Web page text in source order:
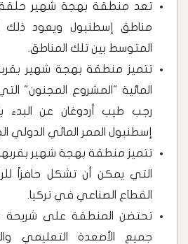
تعد منطقة بهجة شهير
مناطق إسطنبول ويعود
المتوسط بين تلك المناطق.
تتميز منطقة بهجة شهير
المائية "المشروع المجنون"
رجب طيب أردوغان عن البدء
إسطنبول الممر المائي الدولي
تتميز منطقة بهجة شهير بقربها
التي يمكن أن تشكل حافزاً
القطاع الصناعي في تركيا.
تحتضن المنطقة على شريحة
جميع الأصعدة التعليمي